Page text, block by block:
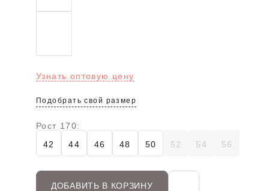
Узнать оптовую цену
Подобрать свой размер
Рост 170:
42
44 46 48 50 52 54 56
ДОБАВИТЬ В КОРЗИНУ